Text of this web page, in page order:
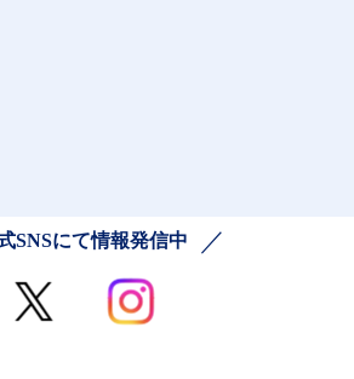
SNSにて情報発信中